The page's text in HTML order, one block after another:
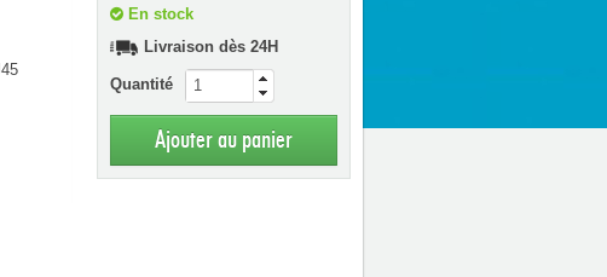
En stock
Livraison dès 24H
Quantité
Ajouter au panier